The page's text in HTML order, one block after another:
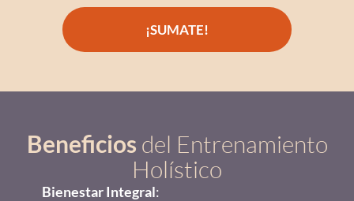
¡SUMATE!
Beneficios del Entrenamiento
Holístico
Bienestar Integral: